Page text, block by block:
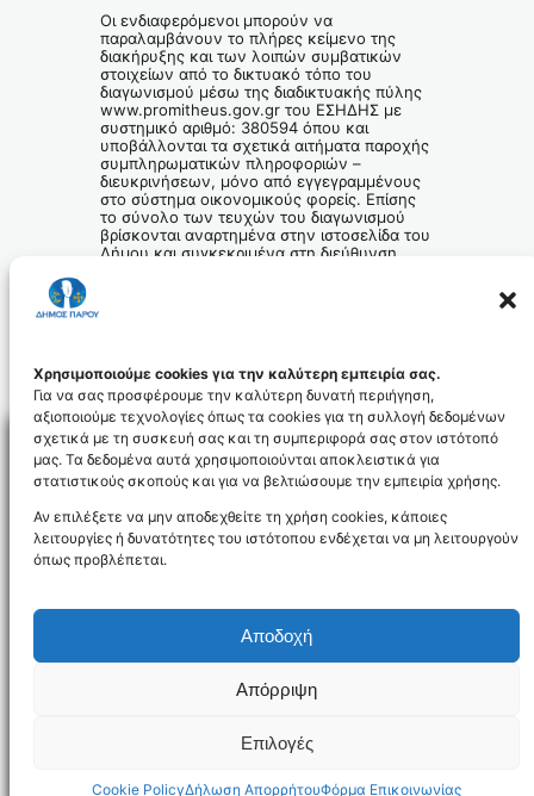
Χρησιμοποιούμε cookies για την καλύτερη εμπειρία σας.
Για να σας προσφέρουμε την καλύτερη δυνατή περιήγηση,
αξιοποιούμε τεχνολογίες όπως τα cookies για τη συλλογή δεδομένων
σχετικά με τη συσκευή σας και τη συμπεριφορά σας στον ιστότοπό
μας. Τα δεδομένα αυτά χρησιμοποιούνται αποκλειστικά για
στατιστικούς σκοπούς και για να βελτιώσουμε την εμπειρία χρήσης.
Αν επιλέξετε να μην αποδεχθείτε τη χρήση cookies, κάποιες
λειτουργίες ή δυνατότητες του ιστότοπου ενδέχεται να μη λειτουργούν
όπως προβλέπεται.
Αποδοχή
Απόρριψη
Επιλογές
Cookie PolicyΔήλωση ΑπορρήτουΦόρμα Επικοινωνίας
Οι ενδιαφερόμενοι μπορούν να
παραλαμβάνουν το πλήρες κείμενο της
διακήρυξης και των λοιπών συμβατικών
στοιχείων από το δικτυακό τόπο του
διαγωνισμού μέσω της διαδικτυακής πύλης
www.promitheus.gov.gr του ΕΣΗΔΗΣ με
συστημικό αριθμό: 380594 όπου και
υποβάλλονται τα σχετικά αιτήματα παροχής
συμπληρωματικών πληροφοριών –
διευκρινήσεων, μόνο από εγγεγραμμένους
στο σύστημα οικονομικούς φορείς. Επίσης
το σύνολο των τευχών του διαγωνισμού
βρίσκονται αναρτημένα στην ιστοσελίδα του
Δήμου και συγκεκριμένα στη διεύθυνση
NEWSLETTER
Δήλωση Προσβασιμότητας
Δήμος Πάρου